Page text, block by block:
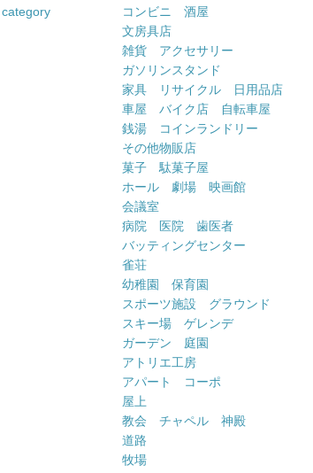
category
コンビニ 酒屋
文房具店
雑貨 アクセサリー
ガソリンスタンド
家具 リサイクル 日用品店
車屋 バイク店 自転車屋
銭湯 コインランドリー
その他物販店
菓子 駄菓子屋
ホール 劇場 映画館
会議室
病院 医院 歯医者
バッティングセンター
雀荘
幼稚園 保育園
スポーツ施設 グラウンド
スキー場 ゲレンデ
ガーデン 庭園
アトリエ工房
アパート コーポ
屋上
教会 チャペル 神殿
道路
牧場